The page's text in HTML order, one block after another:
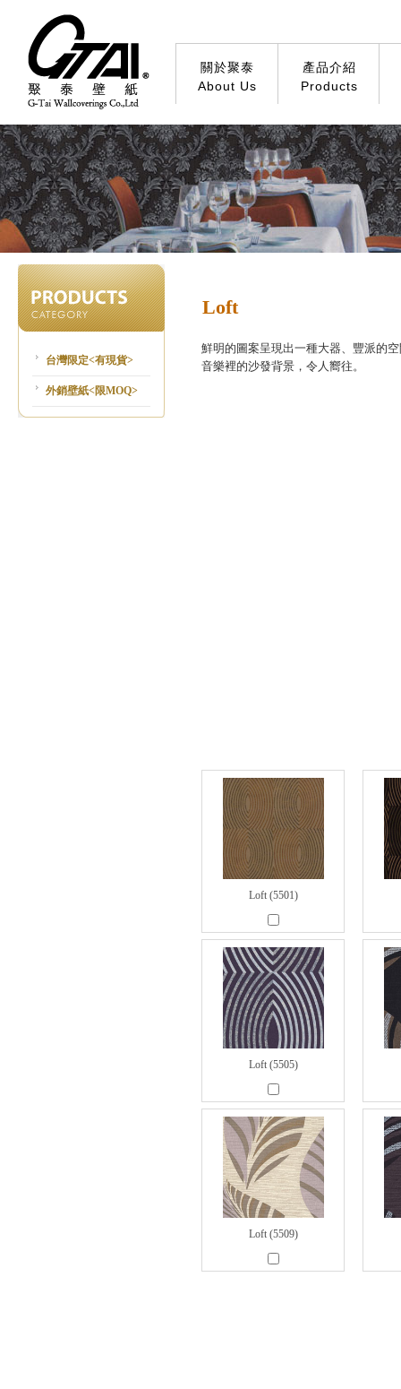
關於聚泰
About Us
產品介紹
Products
台灣限定<有現貨>
外銷壁紙<限MOQ>
Loft
鮮明的圖案呈現出一種大器、豐派的
音樂裡的沙發背景，令人嚮往。
Loft (5501)
Loft (5505)
Loft (5509)